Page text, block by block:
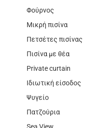
Φούρνος
Μικρή πισίνα
Πετσέτες πισίνας
Πισίνα με θέα
Private curtain
Ιδιωτική είσοδος
Ψυγείο
Πατζούρια